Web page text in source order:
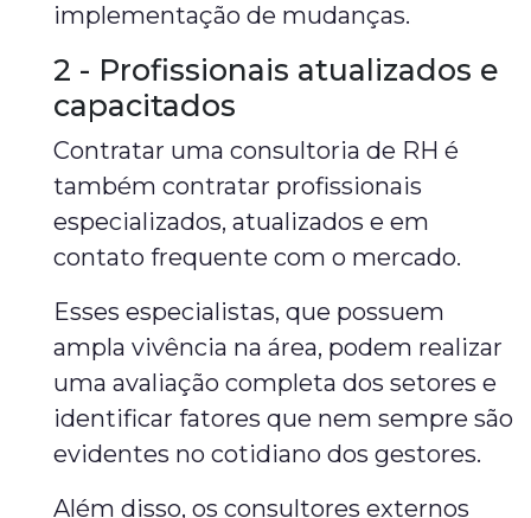
implementação de mudanças.
2 - Profissionais atualizados e
capacitados
Contratar uma consultoria de RH é
também contratar profissionais
especializados, atualizados e em
contato frequente com o mercado.
Esses especialistas, que possuem
ampla vivência na área, podem realizar
uma avaliação completa dos setores e
identificar fatores que nem sempre são
evidentes no cotidiano dos gestores.
Além disso, os consultores externos